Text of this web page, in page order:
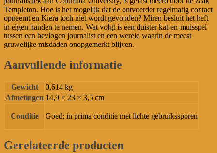
Templeton. Hoe is het mogelijk dat de ontvoerder regelmatig contact
opneemt en Kiera toch niet wordt gevonden? Miren besluit het heft
in eigen handen te nemen. Wat volgt is een duister kat-en-muisspel
tussen een bevlogen journalist en een wereld waarin de meest
gruwelijke misdaden onopgemerkt blijven.
Aanvullende informatie
Gewicht
0,614 kg
Afmetingen 14,9 × 23 × 3,5 cm
Conditie Goed; in prima conditie met lichte gebruikssporen
Gerelateerde producten